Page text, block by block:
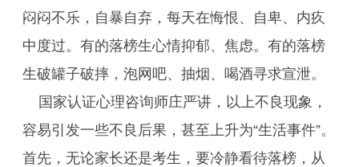
闷闷不乐，自暴自弃，每天在悔恨、自卑、内疚
中度过。有的落榜生心情抑郁、焦虑。有的落榜
生破罐子破摔，泡网吧、抽烟、喝酒寻求宣泄。
国家认证心理咨询师庄严讲，以上不良现象，
容易引发一些不良后果，甚至上升为“生活事件”。
首先，无论家长还是考生，要冷静看待落榜，从